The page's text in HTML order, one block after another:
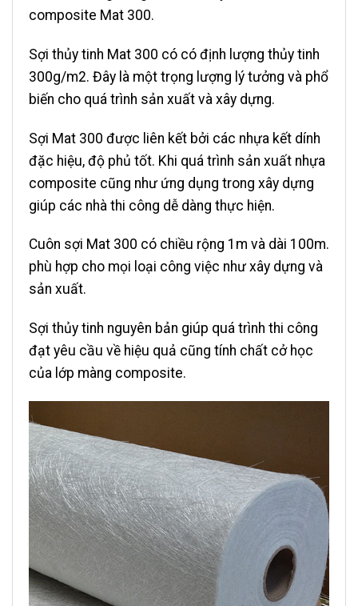
composite Mat 300.
Sợi thủy tinh Mat 300 có có định lượng thủy tinh
300g/m2. Đây là một trọng lượng lý tưởng và phổ
biến cho quá trình sản xuất và xây dựng.
Sợi Mat 300 được liên kết bởi các nhựa kết dính
đặc hiệu, độ phủ tốt. Khi quá trình sản xuất nhựa
composite cũng như ứng dụng trong xây dựng
giúp các nhà thi công dễ dàng thực hiện.
Cuôn sợi Mat 300 có chiều rộng 1m và dài 100m.
phù hợp cho mọi loại công việc như xây dựng và
sản xuất.
Sợi thủy tinh nguyên bản giúp quá trình thi công
đạt yêu cầu về hiệu quả cũng tính chất cở học
của lớp màng composite.